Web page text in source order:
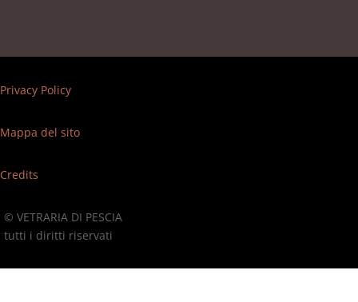
Privacy Policy
Mappa del sito
Credits
© VETRARIA DI PESCIA
tutti i diritti riservati